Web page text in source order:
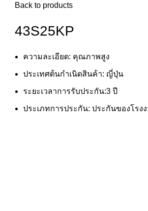
Back to products
43S25KP
ความละเอียด: คุณภาพสูง
ประเทศต้นกำเนิดสินค้า: ญี่ปุ่น
ระยะเวลาการรับประกัน:3 ปี
ประเภทการประกัน: ประกันของโรง